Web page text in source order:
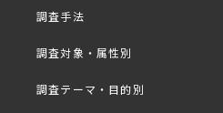
では、敢えてHUTを選ぶべき
か？そこで今回は、HUTと
調査手法
調査対象・属性別
調査テーマ・目的別